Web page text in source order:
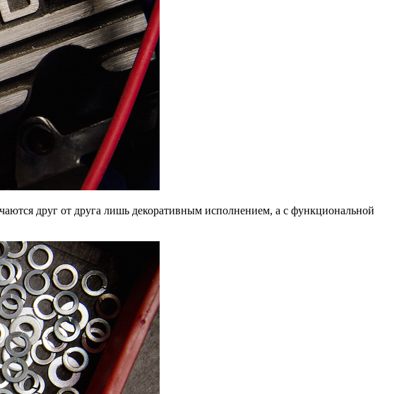
друг от друга лишь декоративным исполнением, а с функциональной